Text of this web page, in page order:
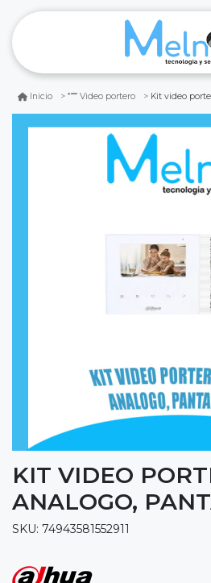
Inicio Video portero Kit video
KIT VIDEO
ANALOGO,
SKU: 74943581552911